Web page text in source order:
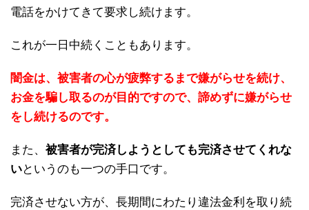
電話をかけてきて要求し続けます。
これが一日中続くこともあります。
闇金は、被害者の心が疲弊するまで嫌がらせを続け、
お金を騙し取るのが目的ですので、諦めずに嫌がらせ
をし続けるのです。
また、 被害者が完済しようとしても完済させてくれな
いというのも一つの手口です。
完済させない方が、長期間にわたり違法金利を取り続